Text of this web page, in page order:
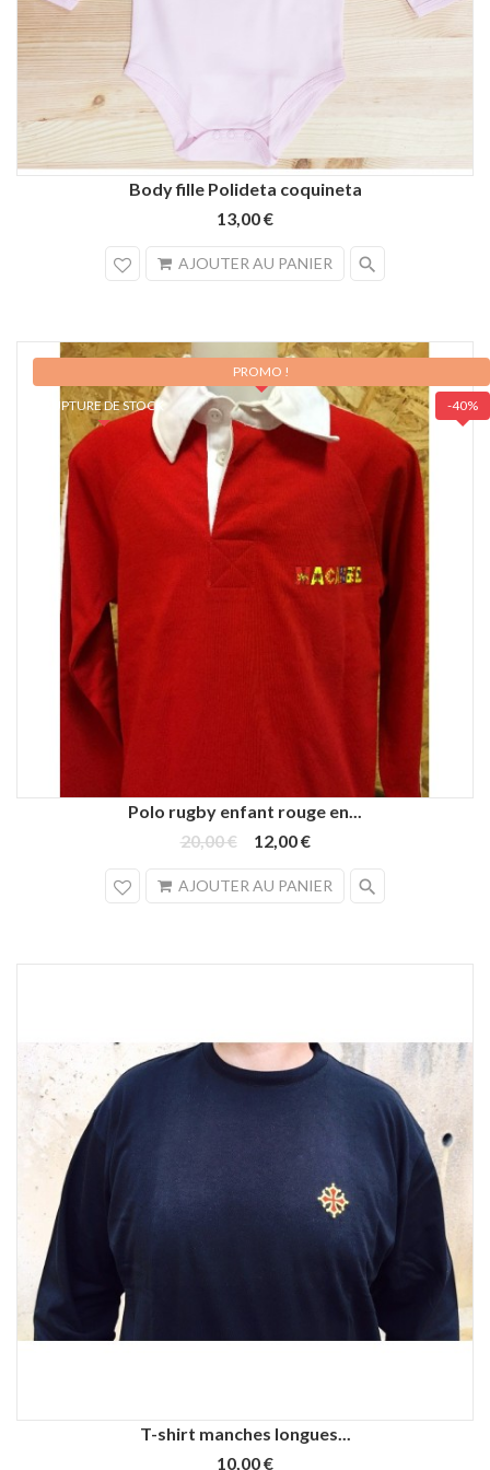
Body fille Polideta coquineta
13,00 €
AJOUTER AU PANIER search
Polo rugby enfant rouge en...
20,00 €
12,00 €
AJOUTER AU PANIER search
PROMO !
RUPTURE DE STOCK -40%
T-shirt manches longues...
10,00 €